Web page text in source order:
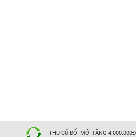
THU CŨ ĐỔI MỚI TẶNG 4.000.000Đ